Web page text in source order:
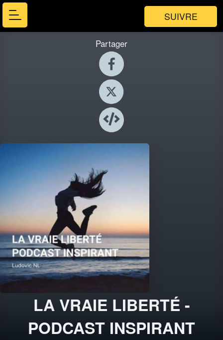
SUIVRE
Partager
LA VRAIE LIBERTÉ -
PODCAST INSPIRANT